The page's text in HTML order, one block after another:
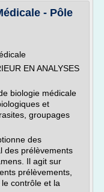
- Pôle
EN ANALYSES
biologie médicale
et
groupages
des
des prélèvements
Il agit sur
prélèvements,
contrôle et la